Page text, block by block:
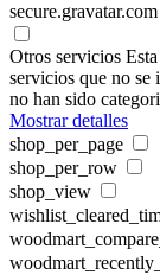
secure.gravatar.com
Otros servicios
servicios que no se
no han sido
Mostrar detalles
shop_per_page
shop_per_row
shop_view